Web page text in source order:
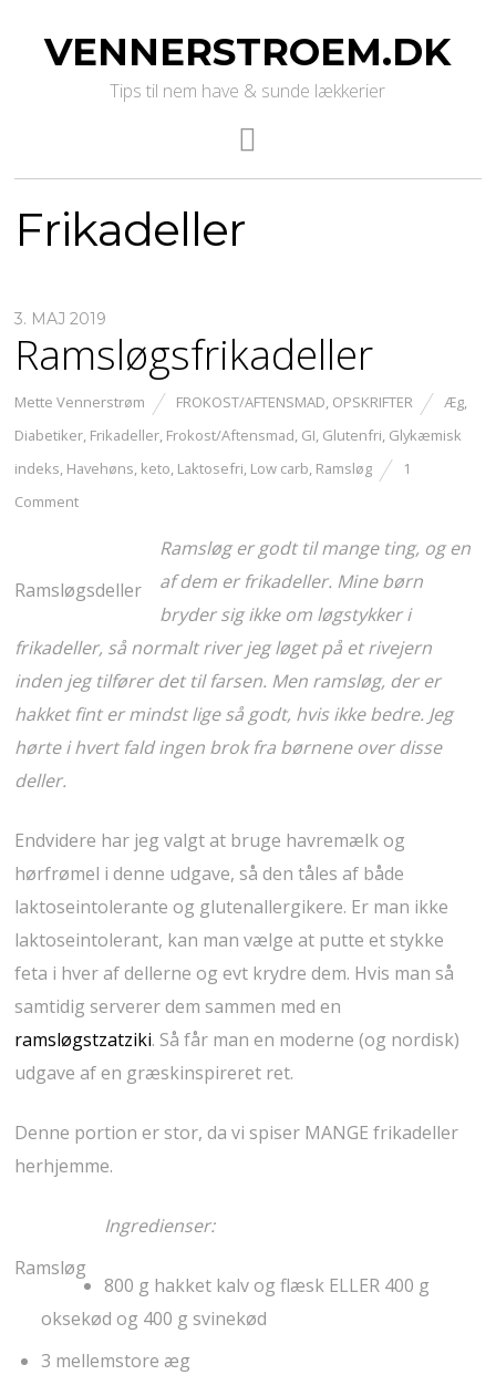
VENNERSTROEM.DK
Tips til nem have & sunde lækkerier
Frikadeller
3. MAJ 2019
Ramsløgsfrikadeller
Mette Vennerstrøm FROKOST/AFTENSMAD, OPSKRIFTER Æg,
Diabetiker, Frikadeller, Frokost/Aftensmad, GI, Glutenfri, Glykæmisk
indeks, Havehøns, keto, Laktosefri, Low carb, Ramsløg
1
Comment
Ramsløgsdeller
Ramsløg er godt til mange ting, og en
af dem er frikadeller. Mine børn
bryder sig ikke om løgstykker i
frikadeller, så normalt river jeg løget på et rivejern
inden jeg tilfører det til farsen. Men ramsløg, der er
hakket fint er mindst lige så godt, hvis ikke bedre. Jeg
hørte i hvert fald ingen brok fra børnene over disse
deller.
Endvidere har jeg valgt at bruge havremælk og
hørfrømel i denne udgave, så den tåles af både
laktoseintolerante og glutenallergikere. Er man ikke
laktoseintolerant, kan man vælge at putte et stykke
feta i hver af dellerne og evt krydre dem. Hvis man så
samtidig serverer dem sammen med en
ramsløgstzatziki. Så får man en moderne (og nordisk)
udgave af en græskinspireret ret.
Denne portion er stor, da vi spiser MANGE frikadeller
herhjemme.
Ramsløg
Ingredienser:
800 g hakket kalv og flæsk ELLER 400 g
oksekød og 400 g svinekød
3 mellemstore æg